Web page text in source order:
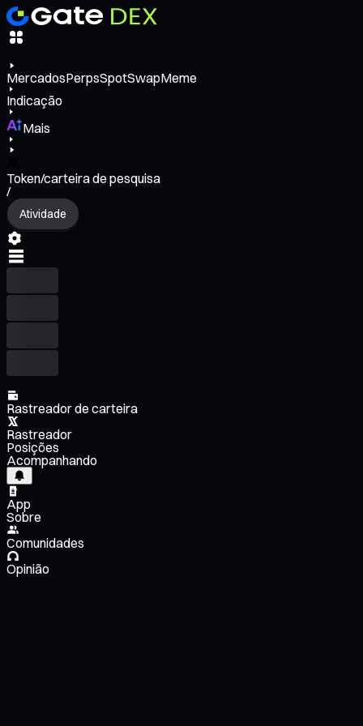
MercadosPerpsSpotSwapMeme
Indicação
Mais
Token/carteira de pesquisa
/
Atividade
Rastreador de carteira
Rastreador
Posições
Acompanhando
App
Sobre
Comunidades
Opinião